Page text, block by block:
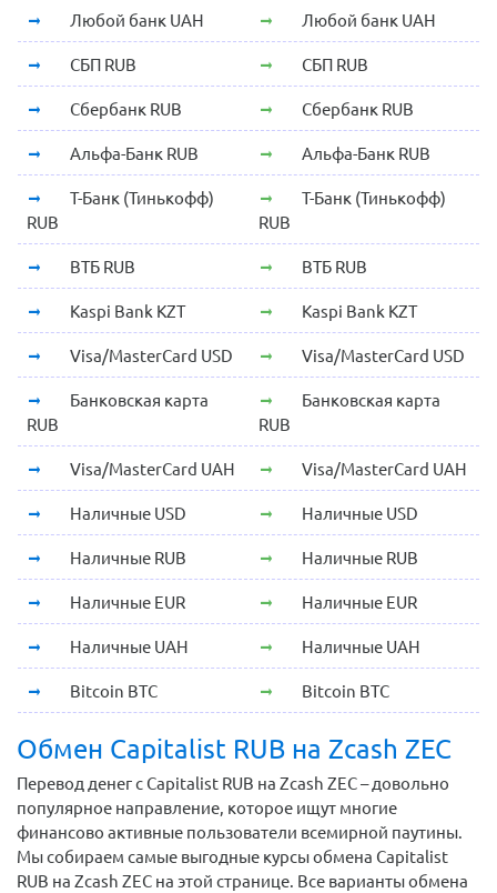
Любой банк UAH Любой банк UAH
СБП RUB СБП RUB
Сбербанк RUB Сбербанк RUB
Альфа-Банк RUB Альфа-Банк RUB
Т-Банк (Тинькофф)
RUB
Т-Банк (Тинькофф)
RUB
ВТБ RUB ВТБ RUB
Kaspi Bank KZT Kaspi Bank KZT
Visa/MasterCard USD Visa/MasterCard USD
Банковская карта
RUB
Банковская карта
RUB
Visa/MasterCard UAH Visa/MasterCard UAH
Наличные USD Наличные USD
Наличные RUB Наличные RUB
Наличные EUR Наличные EUR
Наличные UAH Наличные UAH
Bitcoin BTC Bitcoin BTC
Обмен Capitalist RUB на Zcash ZEC
Перевод денег с Capitalist RUB на Zcash ZEC – довольно
популярное направление, которое ищут многие
финансово активные пользователи всемирной паутины.
Мы собираем самые выгодные курсы обмена Capitalist
RUB на Zcash ZEC на этой странице. Все варианты обмена